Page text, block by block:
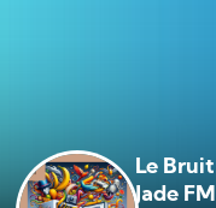
Le
Jade FM